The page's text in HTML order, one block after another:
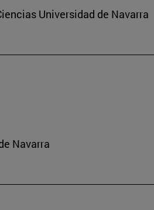
Universidad de Navarra
Navarra